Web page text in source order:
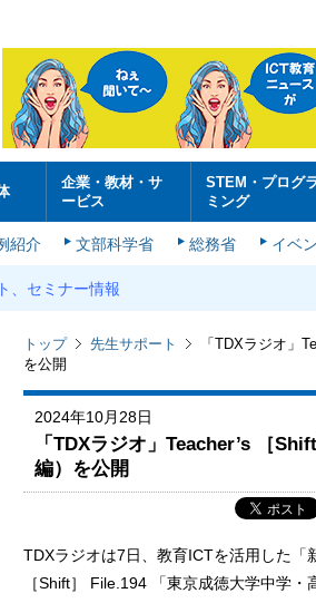
企業・教材・サ
ービス
STEM・プログ
ミング
紹介 文部科学省 総務省 イベ
、セミナー情報
トップ 先生サポート
「TDXラジオ」
を公開
2024年10月28日
「TDXラジオ」Teacher’s ［
編）を公開
TDXラジオは7日、教育ICTを活用した「
［Shift］ File.194 「東京成徳大学中学